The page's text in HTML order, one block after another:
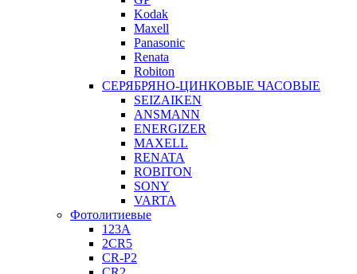
Kodak
Maxell
Panasonic
Renata
Robiton
СЕРЯБРЯНО-ЦИНКОВЫЕ ЧАСОВЫЕ
SEIZAIKEN
ANSMANN
ENERGIZER
MAXELL
RENATA
ROBITON
SONY
VARTA
Фотолитиевые
123A
2CR5
CR-P2